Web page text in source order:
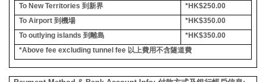
To New Territories 到新界
*HK$250.00
To Airport 到機場
*HK$350.00
To outlying islands 到離島
*HK$350.00
*Above fee excluding tunnel fee 以上費用不含隧道費